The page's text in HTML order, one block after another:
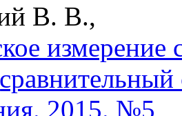
В. В.,
измерение
2015. №5